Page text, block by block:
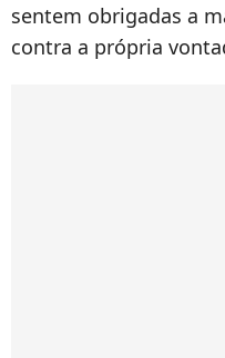
sentem obrigadas a
contra a própria